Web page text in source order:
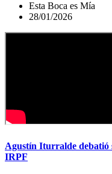
Esta Boca es Mía
28/01/2026
Agustín Iturralde debatió
IRPF